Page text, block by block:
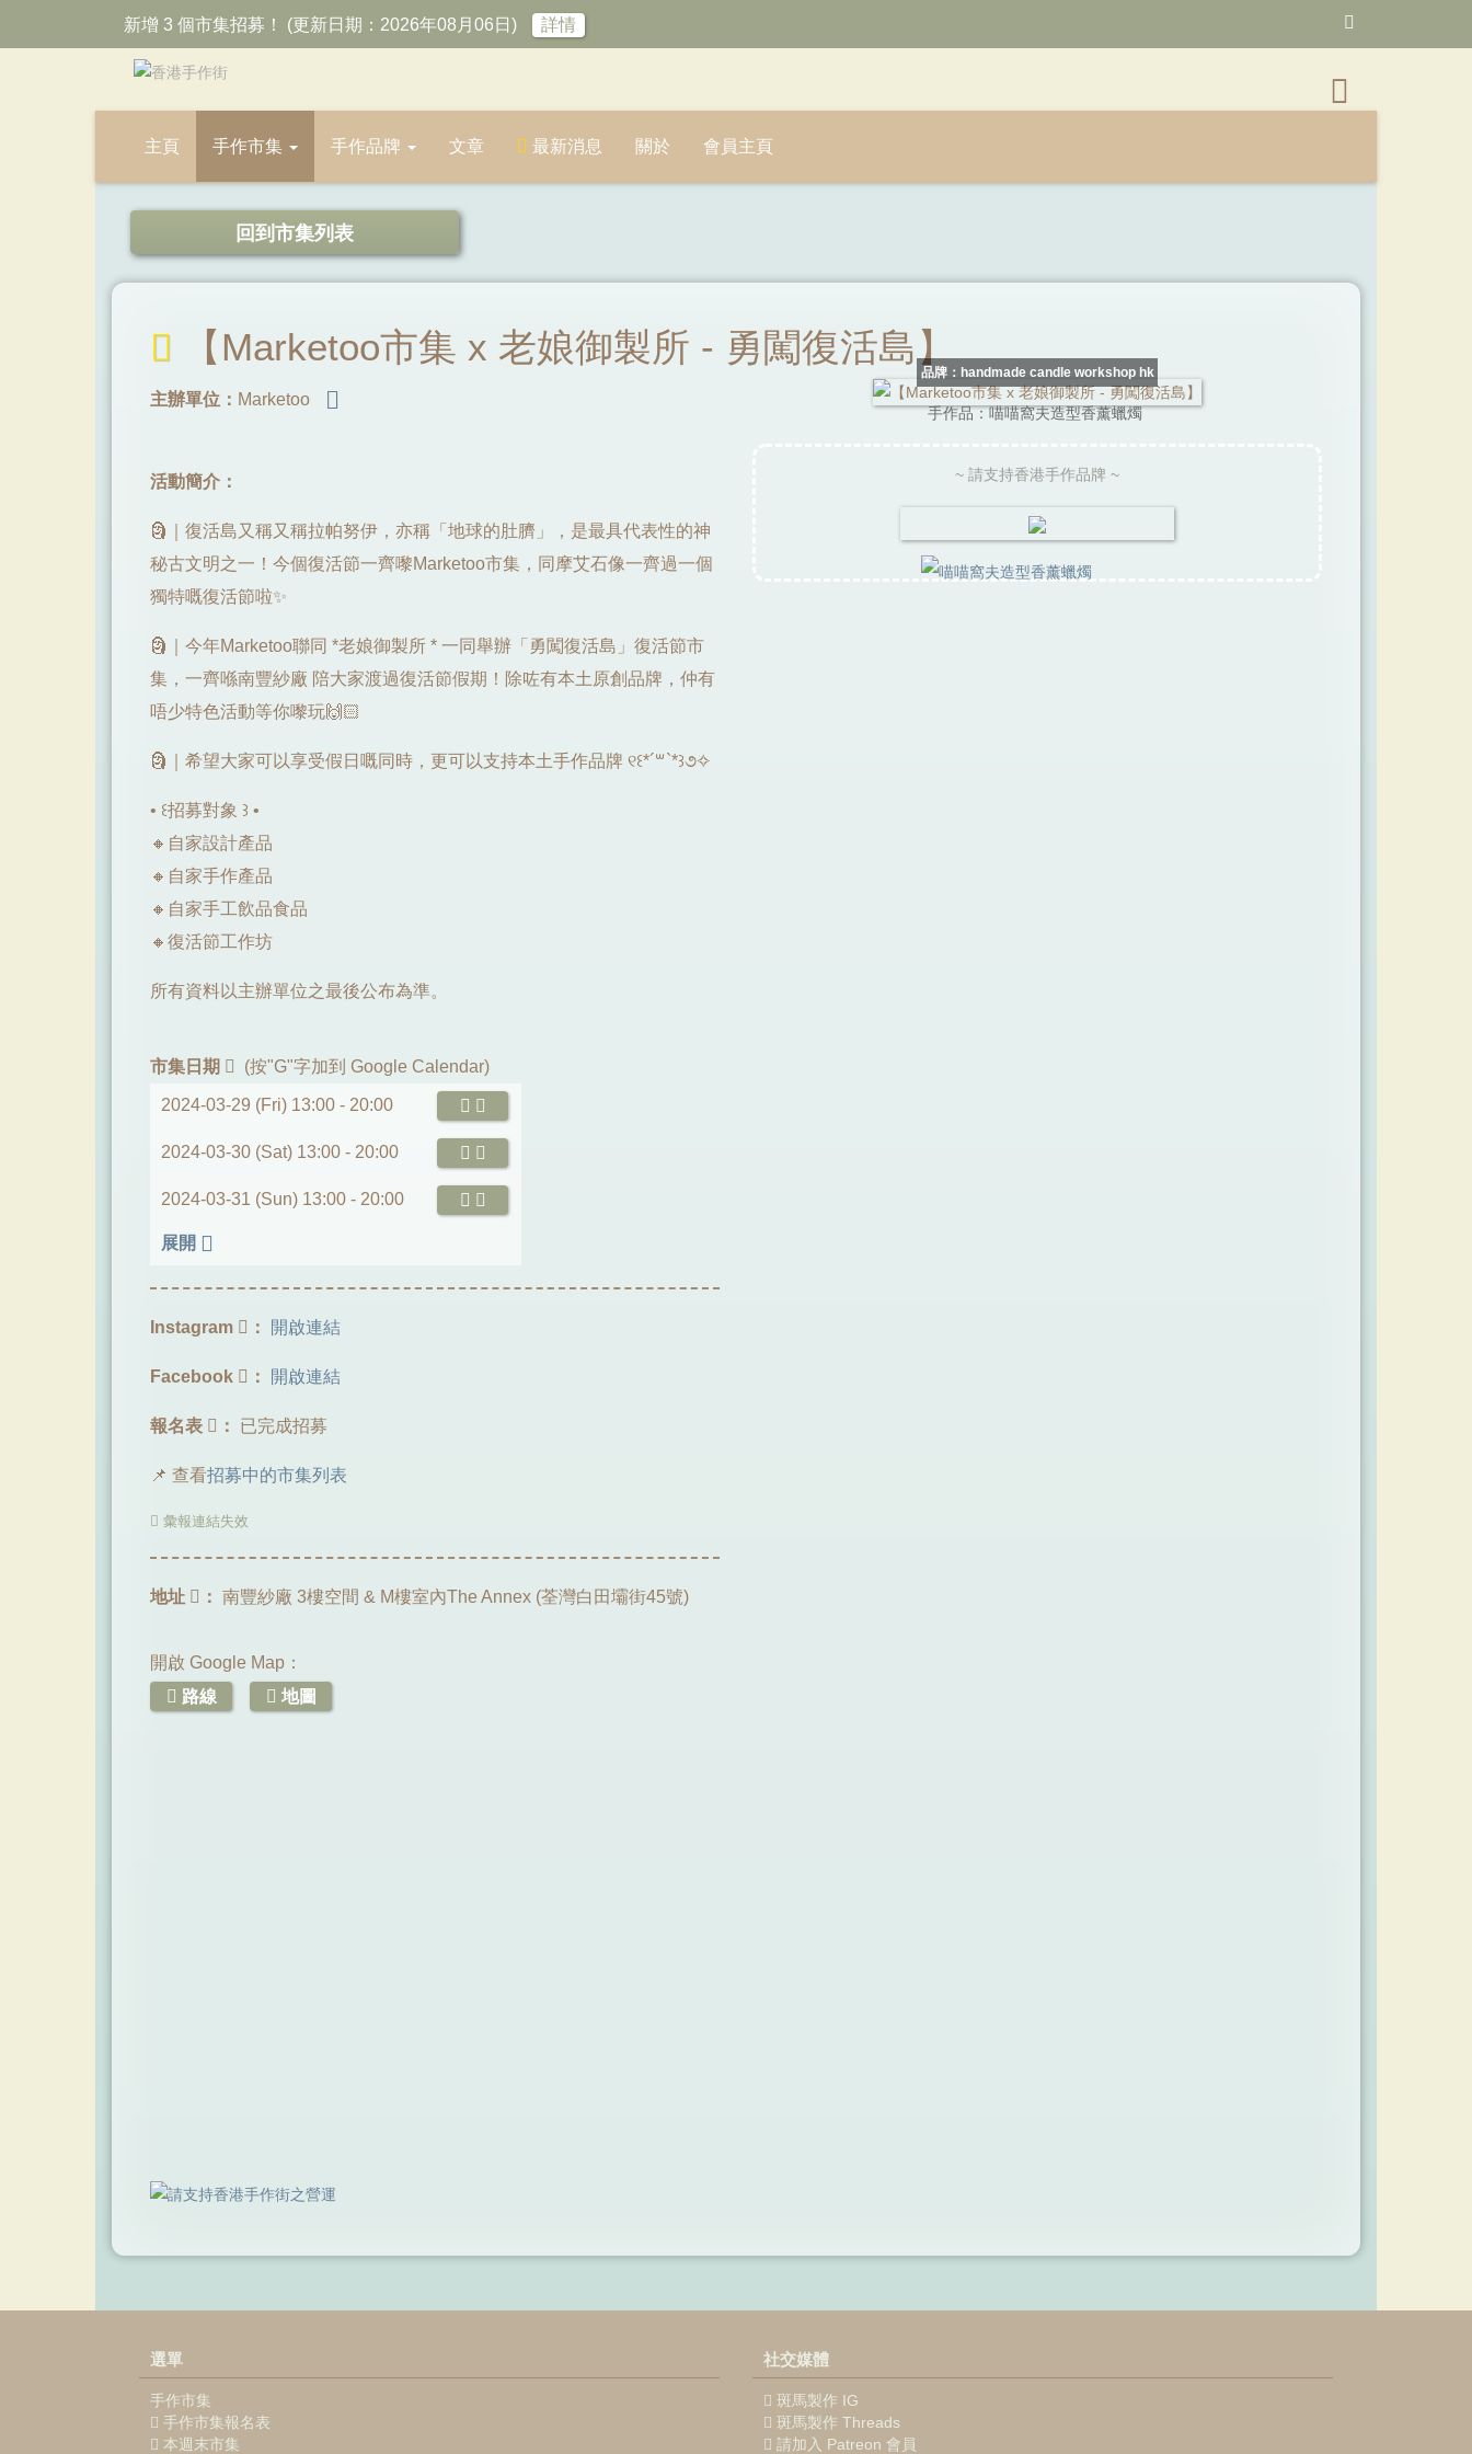
新增 3 個市集招募！ (更新日期：2026年08月06日) 詳情
主頁 手作市集 手作品牌 文章 最新消息 關於 會員主頁
回到市集列表
【Marketoo市集 x 老娘御製所 - 勇闖復活島】
~ 請支持香港手作品牌 ~
品牌：handmade candle workshop hk
手作品：喵喵窩夫造型香薰蠟燭
主辦單位： Marketoo
活動簡介：
🗿｜復活島又稱又稱拉帕努伊，亦稱「地球的肚臍」，是最具代表性的神
秘古文明之一！今個復活節一齊嚟Marketoo市集，同摩艾石像一齊過一個
獨特嘅復活節啦✨
🗿｜今年Marketoo聯同 *老娘御製所 * 一同舉辦「勇闖復活島」復活節市
集，一齊喺南豐紗廠 陪大家渡過復活節假期！除咗有本土原創品牌，仲有
唔少特色活動等你嚟玩🙌🏻
🗿｜希望大家可以享受假日嘅同時，更可以支持本土手作品牌 ୧꒰*´꒳`*꒱૭✧︎
• ꒰招募對象 ꒱ •
🔸自家設計產品
🔸自家手作產品
🔸自家手工飲品食品
🔸復活節工作坊
所有資料以主辦單位之最後公布為準。
市集日期 (按"G"字加到 Google Calendar)
2024-03-29 (Fri) 13:00 - 20:00
2024-03-30 (Sat) 13:00 - 20:00
2024-03-31 (Sun) 13:00 - 20:00
展開
Instagram ： 開啟連結
Facebook ： 開啟連結
報名表 ： 已完成招募
📌 查看招募中的市集列表
彙報連結失效
地址 ： 南豐紗廠 3樓空間 & M樓室內The Annex (荃灣白田壩街45號)
開啟 Google Map：
路線
地圖
選單
手作市集
手作市集報名表
本週末市集
社交媒體
斑馬製作 IG
斑馬製作 Threads
請加入 Patreon 會員